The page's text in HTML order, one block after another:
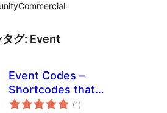
Commercial
グ: Event
Event Codes –
Shortcodes that
work with other
(1 個
の)